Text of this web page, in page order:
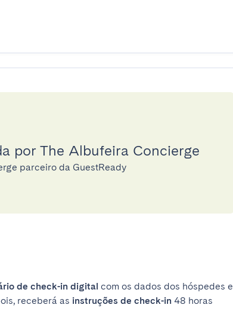
por The Albufeira Concierge
parceiro da GuestReady
de check-in digital com os dados dos hóspedes e
receberá as instruções de check-in 48 horas